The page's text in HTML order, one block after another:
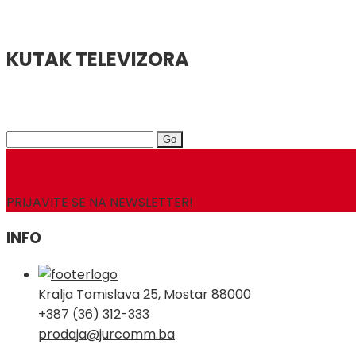
KUTAK TELEVIZORA
Search
PRIJAVITE SE NA NEWSLETTER!
INFO
Kralja Tomislava 25, Mostar 88000
+387 (36) 312-333
prodaja@jurcomm.ba